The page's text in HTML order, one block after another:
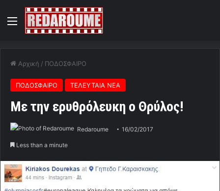
Menu
Αρχική / ΠΟΔΟΣΦΑΙΡΟ
ΠΟΔΟΣΦΑΙΡΟ ΤΕΛΕΥΤΑΙΑ ΝΕΑ
Mε την ερυθρόλευκη ο Θρύλος!
Redaroume 16/02/2017
Less than a minute